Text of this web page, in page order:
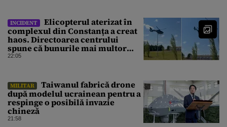
INCIDENT
Elicopterul aterizat în
complexul din Constanța a creat
haos. Directoarea centrului
spune că bunurile mai multor
clienți ar fi dispărut
22:05
MILITAR
⁠Taiwanul fabrică drone
după modelul ucrainean pentru a
respinge o posibilă invazie
chineză
21:58